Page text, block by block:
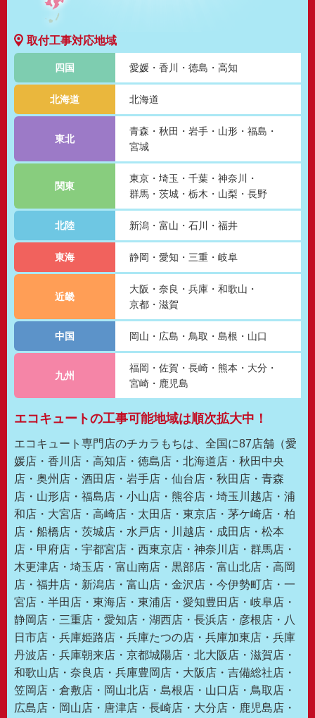
取付工事対応地域
四国 愛媛 香川 徳島 高知
北海道 北海道
東北
青森 秋田 岩手 山形
福島
宮城
関東
東京 埼玉 千葉
神奈川
群馬
茨城 栃木 山梨 長野
北陸 新潟 富山 石川 福井
東海 静岡 愛知 三重 岐阜
近畿
大阪 奈良 兵庫
和歌山
京都
滋賀
中国 岡山 広島 鳥取 島根 山口
九州
福岡 佐賀 長崎 熊本
大分
宮崎
鹿児島
エコキュートの工事可能地域は順次拡大中！
エコキュート専門店のチカラもちは、全国に87店舗（愛
媛店・香川店・高知店・徳島店・北海道店・秋田中央
店・奥州店・酒田店・岩手店・仙台店・秋田店・青森
店・山形店・福島店・小山店・熊谷店・埼玉川越店・浦
和店・大宮店・高崎店・太田店・東京店・茅ケ崎店・柏
店・船橋店・茨城店・水戸店・川越店・成田店・松本
店・甲府店・宇都宮店・西東京店・神奈川店・群馬店・
木更津店・埼玉店・富山南店・黒部店・富山北店・高岡
店・福井店・新潟店・富山店・金沢店・今伊勢町店・一
宮店・半田店・東海店・東浦店・愛知豊田店・岐阜店・
静岡店・三重店・愛知店・湖西店・長浜店・彦根店・八
日市店・兵庫姫路店・兵庫たつの店・兵庫加東店・兵庫
丹波店・兵庫朝来店・京都城陽店・北大阪店・滋賀店・
和歌山店・奈良店・兵庫豊岡店・大阪店・吉備総社店・
笠岡店・倉敷店・岡山北店・島根店・山口店・鳥取店・
広島店・岡山店・唐津店・長崎店・大分店・鹿児島店・